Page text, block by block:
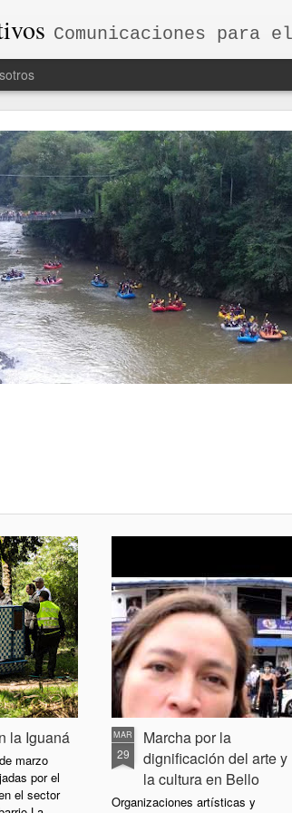
Comunicaciones para
la Iguaná
marzo
por el
el sector
MAR
29
Marcha por la
dignificación del arte y
la cultura en Bello
Organizaciones artísticas y